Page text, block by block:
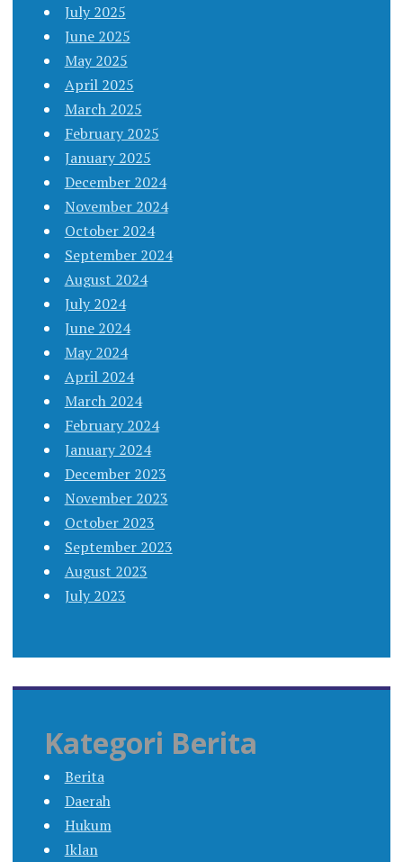
July 2025
June 2025
May 2025
April 2025
March 2025
February 2025
January 2025
December 2024
November 2024
October 2024
September 2024
August 2024
July 2024
June 2024
May 2024
April 2024
March 2024
February 2024
January 2024
December 2023
November 2023
October 2023
September 2023
August 2023
July 2023
Kategori Berita
Berita
Daerah
Hukum
Iklan